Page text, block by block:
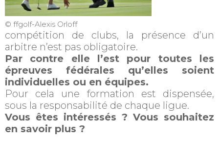
© ffgolf-Alexis Orloff
compétition de clubs, la présence d’un
arbitre n’est pas obligatoire.
Par contre elle l’est pour toutes les
épreuves fédérales qu’elles soient
individuelles ou en équipes.
Pour cela une formation est dispensée,
sous la responsabilité de chaque ligue.
Vous êtes intéressés ? Vous souhaitez
en savoir plus ?